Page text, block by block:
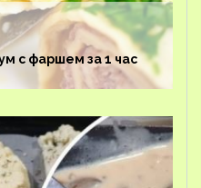
с фаршем за 1 час